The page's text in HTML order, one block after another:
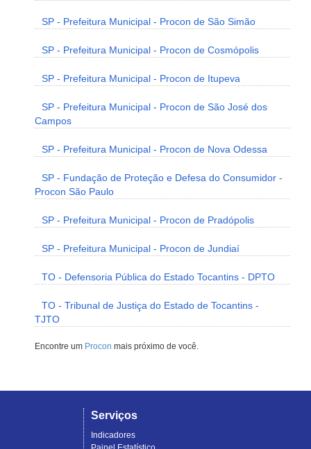
SP - Prefeitura Municipal - Procon de São Simão
SP - Prefeitura Municipal - Procon de Cosmópolis
SP - Prefeitura Municipal - Procon de Itupeva
SP - Prefeitura Municipal - Procon de São José dos
Campos
SP - Prefeitura Municipal - Procon de Nova Odessa
SP - Fundação de Proteção e Defesa do Consumidor -
Procon São Paulo
SP - Prefeitura Municipal - Procon de Pradópolis
SP - Prefeitura Municipal - Procon de Jundiaí
TO - Defensoria Pública do Estado Tocantins - DPTO
TO - Tribunal de Justiça do Estado de Tocantins -
TJTO
Encontre um Procon mais próximo de você.
Serviços
Indicadores